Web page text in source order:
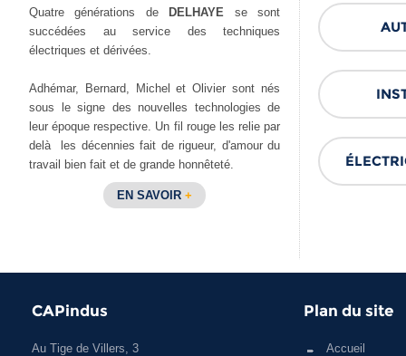
Quatre générations de DELHAYE se sont
succédées au service des techniques
électriques et dérivées.
Adhémar, Bernard, Michel et Olivier sont nés
sous le signe des nouvelles technologies de
leur époque respective. Un fil rouge les relie par
delà les décennies fait de rigueur, d'amour du
travail bien fait et de grande honnêteté.
EN SAVOIR +
CAPindus
Au Tige de Villers, 3
Plan du site
Accueil